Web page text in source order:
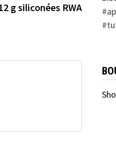
suivante :
g siliconées RWA